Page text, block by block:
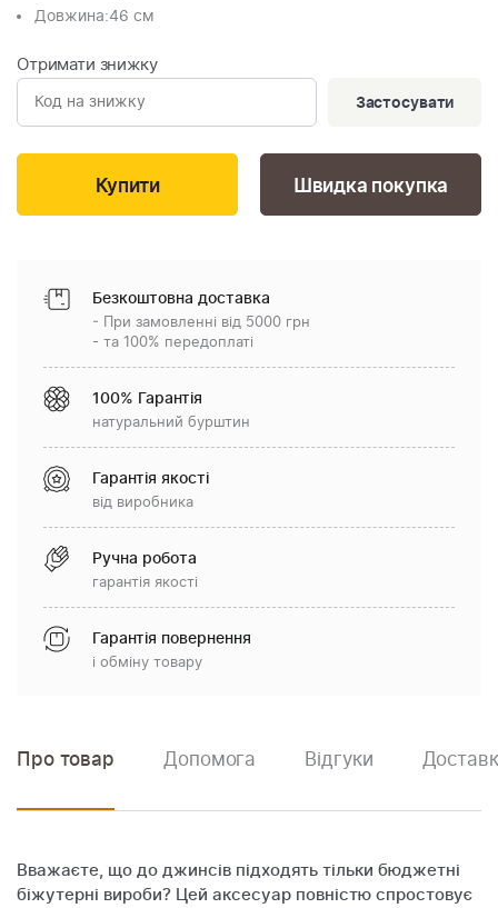
Довжина:46 см
Отримати знижку
Застосувати
Швидка покупка
Безкоштовна доставка
- При замовленні від 5000 грн
- та 100% передоплаті
100% Гарантія
натуральний бурштин
Гарантія якості
від виробника
Ручна робота
гарантія якості
Гарантія повернення
і обміну товару
Про товар Допомога Відгуки
Вважаєте, що до джинсів підходять тільки бюджетні
біжутерні вироби? Цей аксесуар повністю спростовує